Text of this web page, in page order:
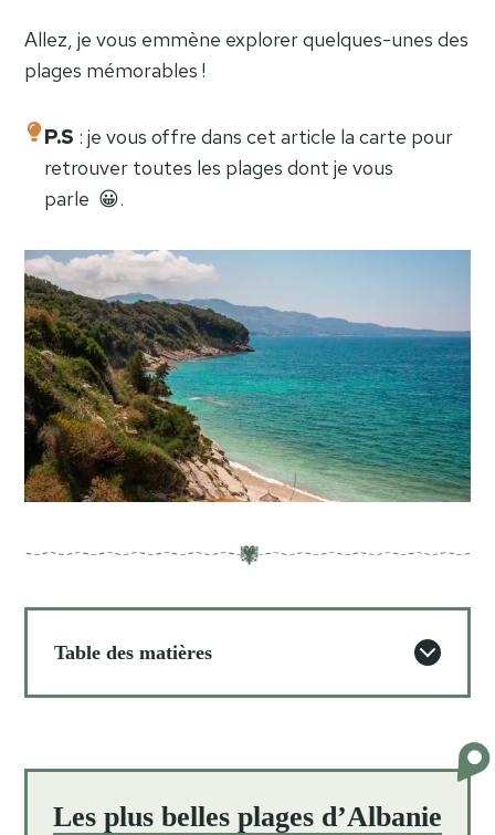
Allez, je vous emmène explorer quelques-unes des
plages mémorables !
P.S : je vous offre dans cet article la carte pour
retrouver toutes les plages dont je vous
parle 😀.
Table des matières
Les plus belles plages d’Albanie